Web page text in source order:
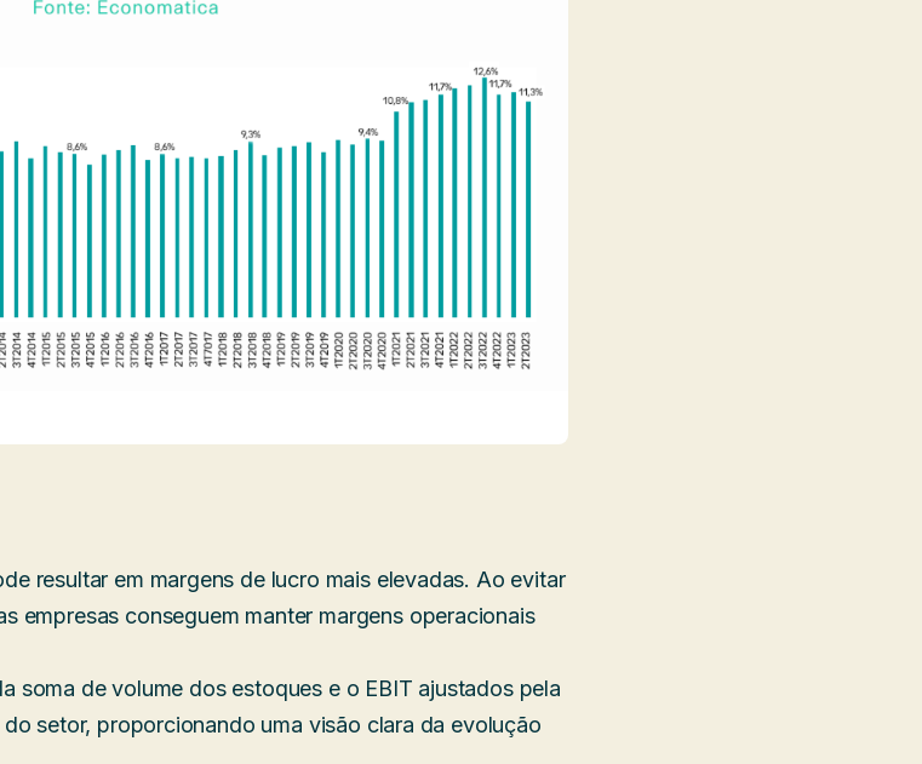
resultar em margens de lucro mais elevadas. Ao evitar
empresas conseguem manter margens operacionais
soma de volume dos estoques e o EBIT ajustados pela
setor, proporcionando uma visão clara da evolução